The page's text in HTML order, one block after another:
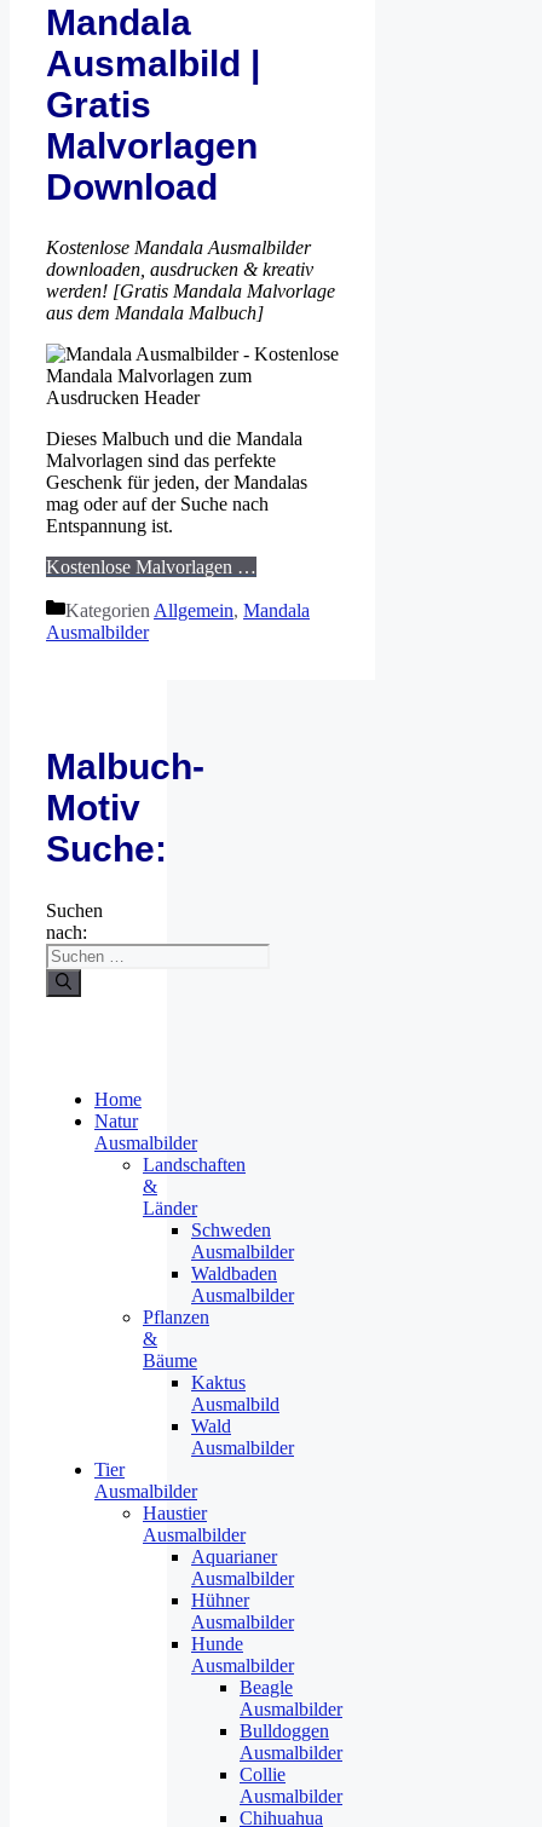
Mandala
Ausmalbild |
Gratis
Malvorlagen
Download
Kostenlose Mandala Ausmalbilder
downloaden, ausdrucken & kreativ
werden! [Gratis Mandala Malvorlage
aus dem Mandala Malbuch]
Dieses Malbuch und die Mandala
Malvorlagen sind das perfekte
Geschenk für jeden, der Mandalas
mag oder auf der Suche nach
Entspannung ist.
Kostenlose Malvorlagen …
KategorienAllgemein, Mandala
Ausmalbilder
Malbuch-
Motiv
Suche:
Suchen
nach:
Home
Natur
Ausmalbilder
Landschaften
&
Länder
Schweden
Ausmalbilder
Waldbaden
Ausmalbilder
Pflanzen
&
Bäume
Kaktus
Ausmalbild
Wald
Ausmalbilder
Tier
Ausmalbilder
Haustier
Ausmalbilder
Aquarianer
Ausmalbilder
Hühner
Ausmalbilder
Hunde
Ausmalbilder
Beagle
Ausmalbilder
Bulldoggen
Ausmalbilder
Collie
Ausmalbilder
Chihuahua